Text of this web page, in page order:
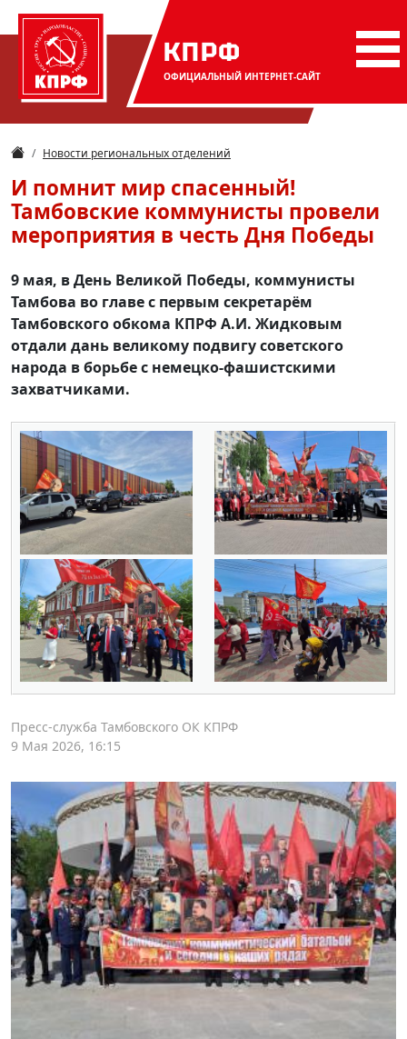
КПРФ
ОФИЦИАЛЬНЫЙ ИНТЕРНЕТ-САЙТ
Новости региональных отделений
И помнит мир спасенный!
Тамбовские коммунисты провели
мероприятия в честь Дня Победы
9 мая, в День Великой Победы, коммунисты
Тамбова во главе с первым секретарём
Тамбовского обкома КПРФ А.И. Жидковым
отдали дань великому подвигу советского
народа в борьбе с немецко-фашистскими
захватчиками.
Пресс-служба Тамбовского ОК КПРФ
9 Мая 2026, 16:15